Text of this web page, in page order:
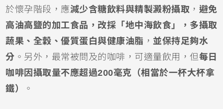
於懷孕階段，應減少含糖飲料與精製澱粉攝取 ， 避免
高油高鹽的加工食品，改採「地中海飲食」，多攝取
蔬果、全穀、優質蛋白與健康油脂 ， 並保持足夠水
分 。另外，最常被問及的咖啡，可適量飲用，但每日
咖啡因攝取量不應超過200毫克（相當於一杯大杯拿
鐵）
。